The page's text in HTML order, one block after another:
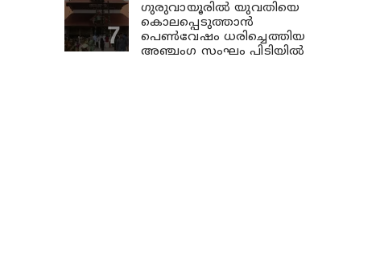
ഗുരുവായൂരില്‍ യുവതിയെ
കൊലപ്പെടുത്താന്‍
പെണ്‍വേഷം ധരിച്ചെത്തിയ
അഞ്ചംഗ സംഘം പിടിയില്‍